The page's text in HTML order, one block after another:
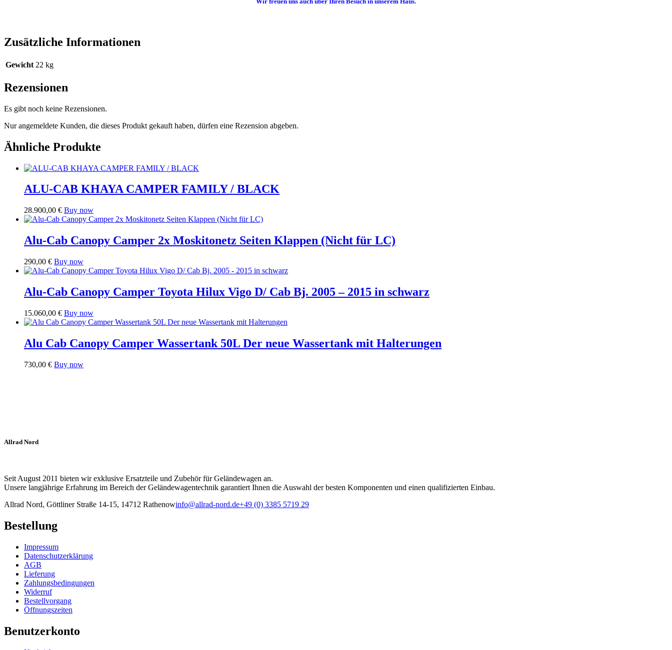
Zusätzliche Informationen
Gewicht 22 kg
Rezensionen
Es gibt noch keine Rezensionen.
Nur angemeldete Kunden, die dieses Produkt gekauft haben, dürfen eine Rezension abgeben.
Ähnliche Produkte
ALU-CAB KHAYA CAMPER FAMILY / BLACK
28.900,00 € Buy now
Alu-Cab Canopy Camper 2x Moskitonetz Seiten Klappen (Nicht für LC)
290,00 € Buy now
Alu-Cab Canopy Camper Toyota Hilux Vigo D/ Cab Bj. 2005 – 2015 in schwarz
15.060,00 € Buy now
Alu Cab Canopy Camper Wassertank 50L Der neue Wassertank mit Halterungen
730,00 € Buy now
Allrad Nord
Seit August 2011 bieten wir exklusive Ersatzteile und Zubehör für Geländewagen an.
Unsere langjährige Erfahrung im Bereich der Geländewagentechnik garantiert Ihnen die Auswahl der besten Komponenten und einen qualifizierten Einbau.
Allrad Nord, Göttliner Straße 14-15, 14712 Rathenowinfo@allrad-nord.de+49 (0) 3385 5719 29
Bestellung
Impressum
Datenschutzerklärung
AGB
Lieferung
Zahlungsbedingungen
Widerruf
Bestellvorgang
Öffnungszeiten
Benutzerkonto